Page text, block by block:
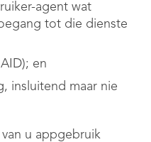
agent wat
tot die dienste
en
insluitend maar nie
van u appgebruik